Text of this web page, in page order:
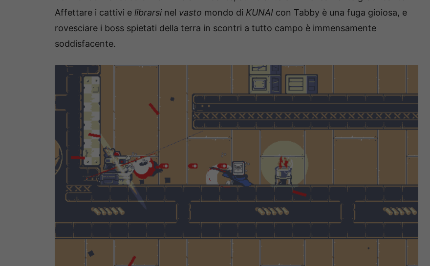
Affettare i cattivi e librarsi nel vasto mondo di KUNAI con Tabby è una fuga gioiosa, e
rovesciare i boss spietati della terra in scontri a tutto campo è immensamente
soddisfacente.